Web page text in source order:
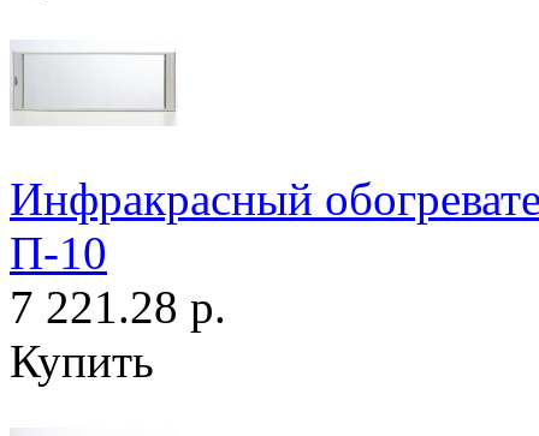
Инфракрасный
П-10
7 221.28 р.
Купить